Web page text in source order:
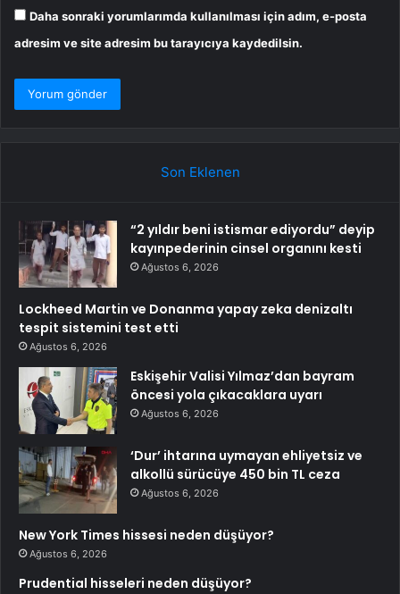
Daha sonraki yorumlarımda kullanılması için adım, e-posta
adresim ve site adresim bu tarayıcıya kaydedilsin.
Son Eklenen
“2 yıldır beni istismar ediyordu” deyip
kayınpederinin cinsel organını kesti
Ağustos 6, 2026
Lockheed Martin ve Donanma yapay zeka denizaltı
tespit sistemini test etti
Ağustos 6, 2026
Eskişehir Valisi Yılmaz’dan bayram
öncesi yola çıkacaklara uyarı
Ağustos 6, 2026
‘Dur’ ihtarına uymayan ehliyetsiz ve
alkollü sürücüye 450 bin TL ceza
Ağustos 6, 2026
New York Times hissesi neden düşüyor?
Ağustos 6, 2026
Prudential hisseleri neden düşüyor?